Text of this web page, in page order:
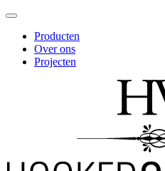
Producten
Over ons
Projecten